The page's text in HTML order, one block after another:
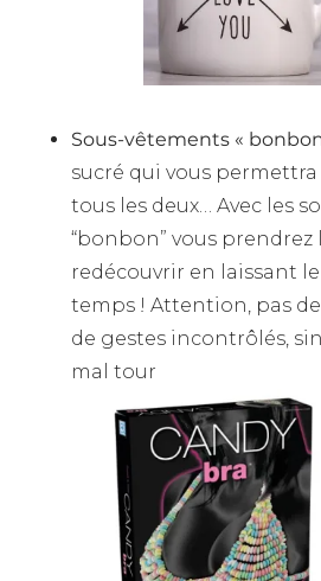
Sous-vêtements «
sucré qui vous
tous les deux… Avec les
“bonbon” vous prendrez
redécouvrir en laissant
temps ! Attention, pas
de gestes incontrôlés,
mal tour